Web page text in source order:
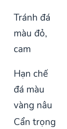
Tránh đá
màu đỏ,
cam
Hạn chế
đá màu
vàng nâu
Cẩn trọng